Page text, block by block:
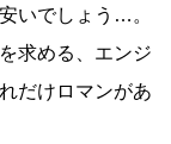
いでしょう…。
求める、エンジ
だけロマンがあ